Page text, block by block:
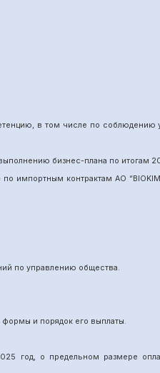
в том числе по соблюдению
бизнес-плана по итогам
по импортным контрактам АО
по управлению общества.
и порядок его выплаты.
год, о предельном размере